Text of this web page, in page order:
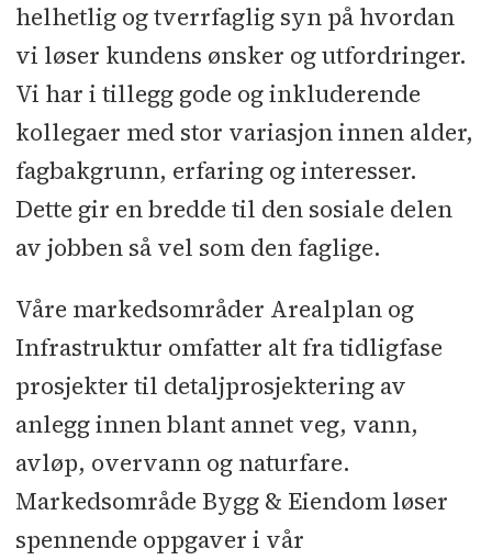
helhetlig og tverrfaglig syn på hvordan
vi løser kundens ønsker og utfordringer.
Vi har i tillegg gode og inkluderende
kollegaer med stor variasjon innen alder,
fagbakgrunn, erfaring og interesser.
Dette gir en bredde til den sosiale delen
av jobben så vel som den faglige.
Våre markedsområder Arealplan og
Infrastruktur omfatter alt fra tidligfase
prosjekter til detaljprosjektering av
anlegg innen blant annet veg, vann,
avløp, overvann og naturfare.
Markedsområde Bygg & Eiendom løser
spennende oppgaver i vår